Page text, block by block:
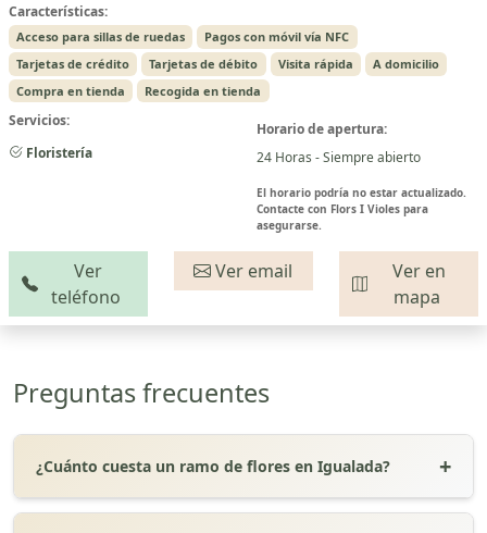
Características:
Acceso para sillas de ruedas
Pagos con móvil vía NFC
Tarjetas de crédito
Tarjetas de débito Visita rápida
A domicilio
Compra en tienda
Recogida en tienda
Servicios:
Floristería
Horario de apertura:
24 Horas - Siempre abierto
El horario podría no estar actualizado.
Contacte con Flors I Violes para
asegurarse.
Ver
teléfono
Ver email
Ver en
mapa
Preguntas frecuentes
¿Cuánto cuesta un ramo de flores en Igualada?